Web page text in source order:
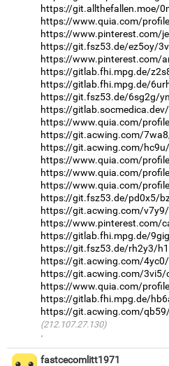
https://git.allthefallen.moe/
https://www.quia.com/
https://www.pinterest.com/
https://git.fsz53.de/ez5oy/
https://www.pinterest.com/
https://gitlab.fhi.mpg.de/
https://gitlab.fhi.mpg.de/
https://git.fsz53.de/6sg2g/
https://
https://www.quia.com/
https://git.acwing.com/
https://git.acwing.com/
https://www.quia.com/
https://www.quia.com/
https://www.quia.com/
https://git.fsz53.de/pd0x5/
https://git.acwing.com/
https://www.pinterest.com/
https://gitlab.fhi.mpg.de/
https://git.fsz53.de/rh2y3/
https://git.acwing.com/
https://git.acwing.com/3vi5/
https://www.quia.com/
https://gitlab.fhi.mpg.de/
https://git.acwing.com/
(212.107.27.130)
·
fastcecomlitt1971